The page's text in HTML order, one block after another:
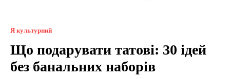
Я культурний
Що подарувати татові: 30 ідей
без банальних наборів